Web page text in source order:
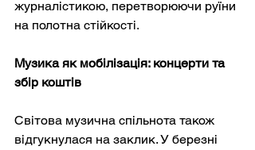
журналістикою, перетворюючи руїни
на полотна стійкості.
Музика як мобілізація: концерти та
збір коштів
Світова музична спільнота також
відгукнулася на заклик. У березні